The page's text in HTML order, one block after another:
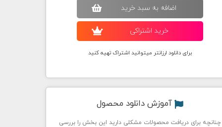
اضافه به سبد خريد
خريد اشتراکی
برای دانلود ارزانتر میتوانید اشتراک تهیه کنید
آموزش دانلود محصول
چنانچه برای دریافت محصولات مشکلی دارید این بخش را بررسی